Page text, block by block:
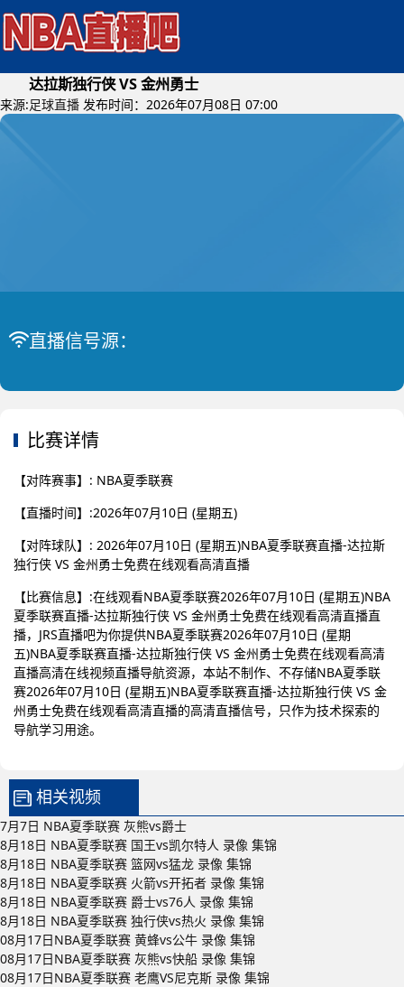
达拉斯独行侠 VS 金州勇士
来源:足球直播 发布时间：2026年07月08日 07:00
NBA夏季联赛
直播信号源：
比赛详情
【对阵赛事】: NBA夏季联赛
【直播时间】:2026年07月10日 (星期五)
【对阵球队】: 2026年07月10日 (星期五)NBA夏季联赛直播-达拉斯
独行侠 VS 金州勇士免费在线观看高清直播
【比赛信息】:在线观看NBA夏季联赛2026年07月10日 (星期五)NBA
夏季联赛直播-达拉斯独行侠 VS 金州勇士免费在线观看高清直播直
播，JRS直播吧为你提供NBA夏季联赛2026年07月10日 (星期
五)NBA夏季联赛直播-达拉斯独行侠 VS 金州勇士免费在线观看高清
直播高清在线视频直播导航资源，本站不制作、不存储NBA夏季联
赛2026年07月10日 (星期五)NBA夏季联赛直播-达拉斯独行侠 VS 金
州勇士免费在线观看高清直播的高清直播信号，只作为技术探索的
导航学习用途。
相关视频
7月7日 NBA夏季联赛 灰熊vs爵士
8月18日 NBA夏季联赛 国王vs凯尔特人 录像 集锦
8月18日 NBA夏季联赛 篮网vs猛龙 录像 集锦
8月18日 NBA夏季联赛 火箭vs开拓者 录像 集锦
8月18日 NBA夏季联赛 爵士vs76人 录像 集锦
8月18日 NBA夏季联赛 独行侠vs热火 录像 集锦
08月17日NBA夏季联赛 黄蜂vs公牛 录像 集锦
08月17日NBA夏季联赛 灰熊vs快船 录像 集锦
08月17日NBA夏季联赛 老鹰VS尼克斯 录像 集锦